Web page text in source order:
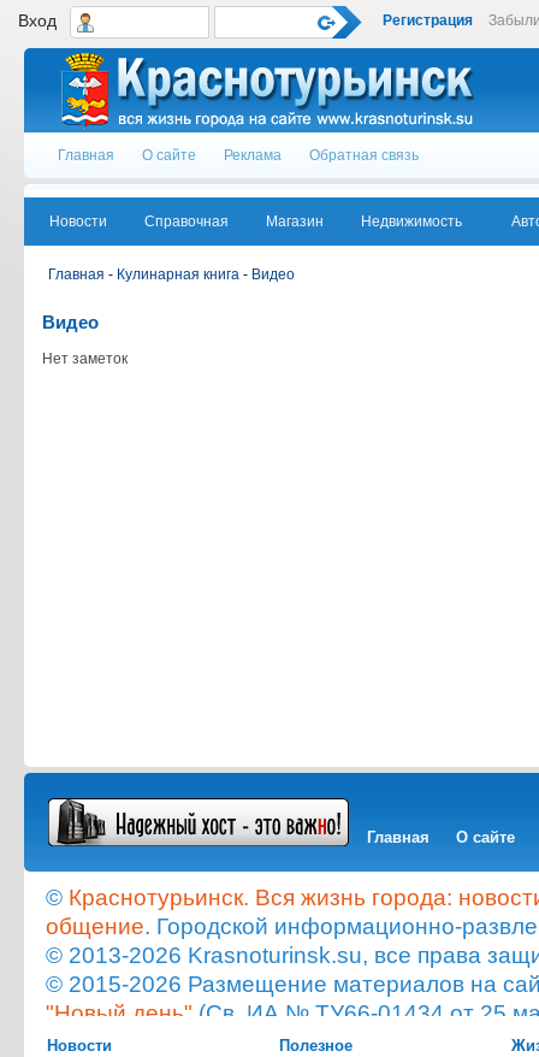
Вход Регистрация
Главная О сайте Реклама Обратная связь
Новости Справочная Магазин Недвижимость
Главная - Кулинарная книга - Видео
Видео
Нет заметок
Главная О сайте
© Краснотурьинск. Вся жизнь города:
общение. Городской информационно-
© 2013-2026 Krasnoturinsk.su, все права
© 2015-2026 Размещение материалов на
"Новый день" (Св. ИА № ТУ66-01434 от 25
Мнение администрации сайта не всегда
Новости Полезное